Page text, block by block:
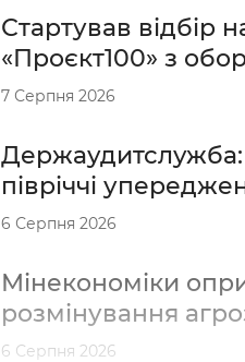
Стартував відбір
«Проєкт100» з
7 Серпня 2026
Держаудитслужба:
півріччі
6 Серпня 2026
Мінекономіки
розмінування
6 Серпня 2026